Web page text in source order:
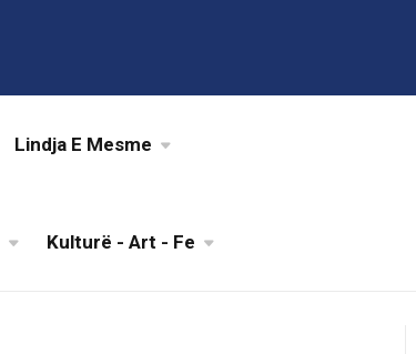
Lindja E Mesme
Kulturë - Art - Fe